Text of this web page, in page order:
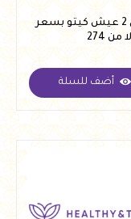
إشتري 2 عيش كيتو بسعر
أضف للسلة